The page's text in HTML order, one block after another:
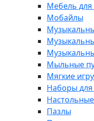
Мебель для
Мобайлы
Мыльные
Мягкие
Наборы для
Пазлы